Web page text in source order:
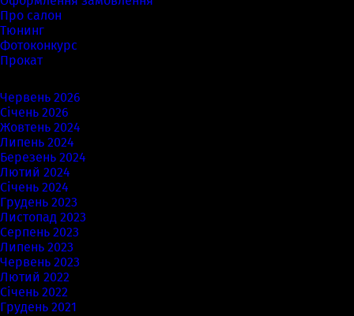
Про салон
Тюнинг
Фотоконкурс
Прокат
Червень 2026
Січень 2026
Жовтень 2024
Липень 2024
Березень 2024
Лютий 2024
Січень 2024
Грудень 2023
Листопад 2023
Серпень 2023
Липень 2023
Червень 2023
Лютий 2022
Січень 2022
Грудень 2021